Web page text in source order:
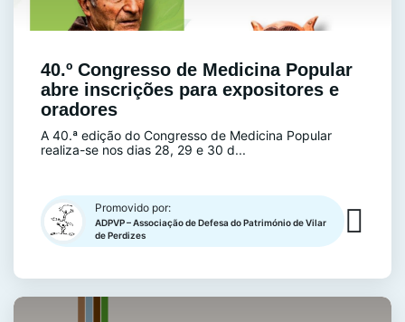
40.º Congresso de Medicina Popular
abre inscrições para expositores e
oradores
A 40.ª edição do Congresso de Medicina Popular
realiza-se nos dias 28, 29 e 30 d...
Promovido por:
ADPVP – Associação de Defesa do Património de Vilar
de Perdizes